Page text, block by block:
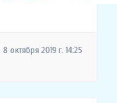
8 октября 2019 г. 14:25